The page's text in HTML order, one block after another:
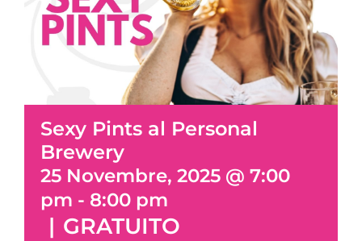
Sexy Pints al Personal
Brewery
25 Novembre, 2025 @ 7:00
pm - 8:00 pm
| GRATUITO